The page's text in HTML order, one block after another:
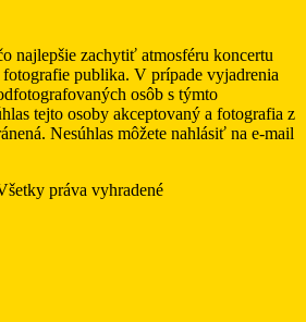
najlepšie zachytiť atmosféru koncertu
publika. V prípade vyjadrenia
osôb s týmto
tejto osoby akceptovaný a fotografia z
Nesúhlas môžete nahlásiť na e-mail
práva vyhradené